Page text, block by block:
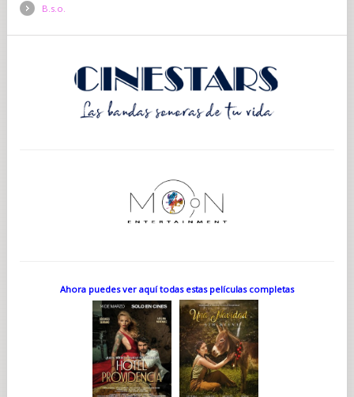
B.s.o.
Ahora puedes ver aquí todas estas películas completas